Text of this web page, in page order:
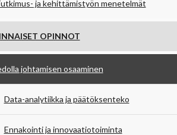
ja kehittämistyön menetelmät
OPINNOT
johtamisen osaaminen
Data-analytiikka ja päätöksenteko
Ennakointi ja innovaatiotoiminta